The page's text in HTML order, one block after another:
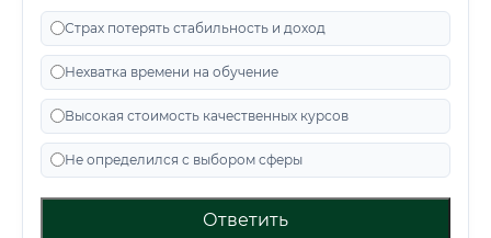
Страх потерять стабильность и доход
Нехватка времени на обучение
Высокая стоимость качественных курсов
Не определился с выбором сферы
Ответить